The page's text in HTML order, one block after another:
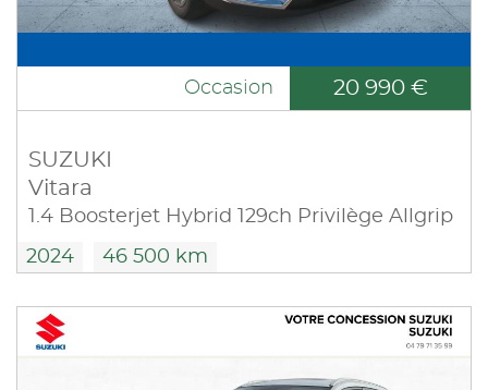
Occasion 20 990 €
SUZUKI
Vitara
1.4 Boosterjet Hybrid 129ch Privilège Allgrip
2024 46 500 km